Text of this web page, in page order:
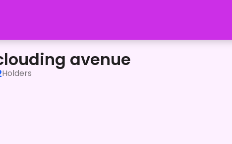
ゲーム実況で遊んでるから、参加コメントよろしくね。</
avenue
Holders